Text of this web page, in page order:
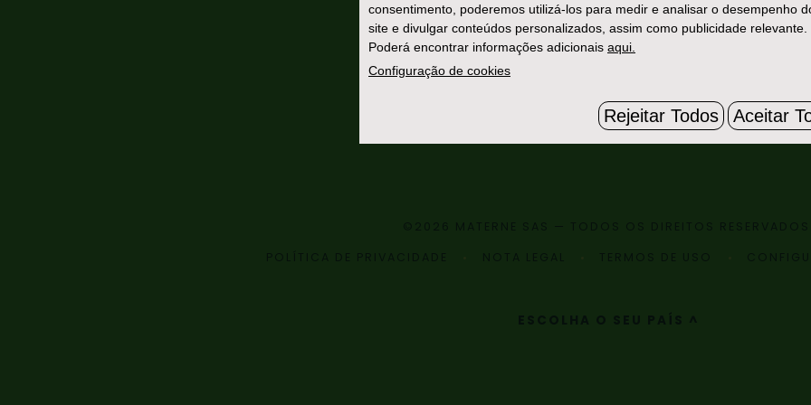
consentimento, poderemos utilizá-los para medir e analisar o desempenho
site e divulgar conteúdos personalizados, assim como publicidade relevante.
Poderá encontrar informações adicionais aqui.
Configuração de cookies
Rejeitar Todos Aceitar